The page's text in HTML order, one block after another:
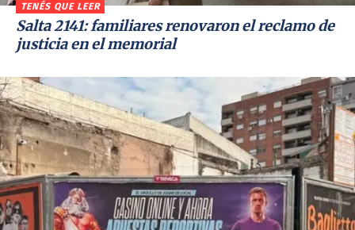
TENÉS QUE LEER
Salta 2141: familiares renovaron el reclamo de
justicia en el memorial